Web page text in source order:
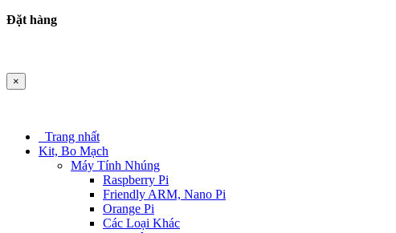
Đặt hàng
×
Trang nhất
Kit, Bo Mạch
Máy Tính Nhúng
Raspberry Pi
Friendly ARM, Nano Pi
Orange Pi
Các Loại Khác